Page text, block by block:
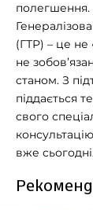
полегшення.
(ГТР) – це не
не
станом. З
піддається
свого
вже